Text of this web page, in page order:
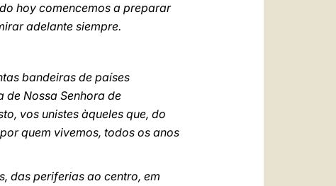
hoy comencemos a preparar
adelante siempre.
bandeiras de países
de Nossa Senhora de
vos unistes àqueles que, do
quem vivemos, todos os anos
das periferias ao centro, em